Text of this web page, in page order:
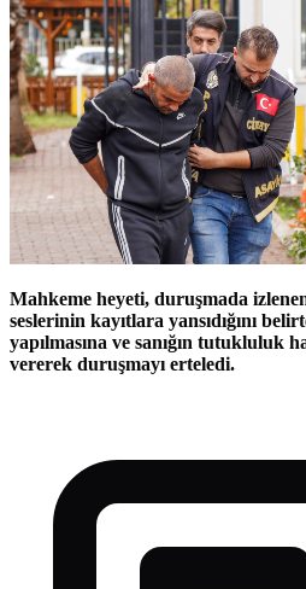
Mahkeme heyeti, duruşmada
seslerinin kayıtlara yansıdığını
yapılmasına ve sanığın tutukluluk
vererek duruşmayı erteledi.